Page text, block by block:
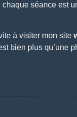
chaque séance est
à visiter mon site
bien plus qu’une